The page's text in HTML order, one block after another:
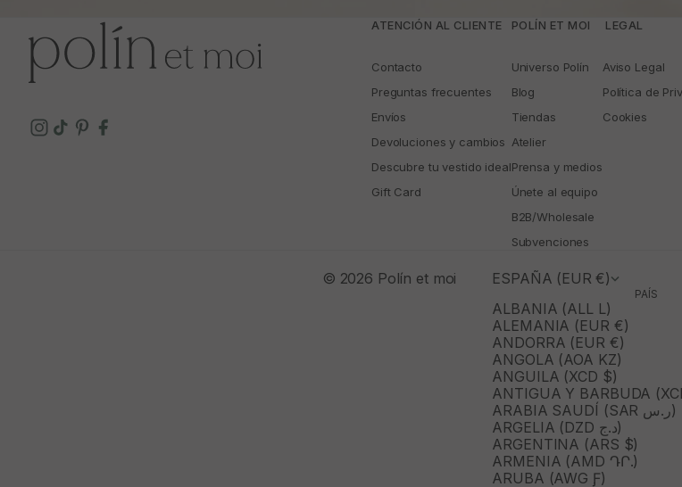
ATENCIÓN AL CLIENTE
Contacto
Preguntas frecuentes
Envíos
Devoluciones y cambios
Descubre tu vestido ideal
Gift Card
POLÍN ET MOI
Universo Polín
Blog
Tiendas
Atelier
Prensa y medios
Únete al equipo
B2B/Wholesale
Subvenciones
­ LEGAL
Aviso Legal
Política de
Cookies
ESPAÑA (EUR €)
PAÍS
ALBANIA (ALL L)
ALEMANIA (EUR €)
ANDORRA (EUR €)
ANGOLA (AOA KZ)
ANGUILA (XCD $)
ANTIGUA Y BARBUDA
ARABIA SAUDÍ (SAR ر.س)
ARGELIA (DZD د.ج)
ARGENTINA (ARS $)
ARMENIA (AMD ԴՐ.)
ARUBA (AWG Ƒ)
© 2026 Polín et moi